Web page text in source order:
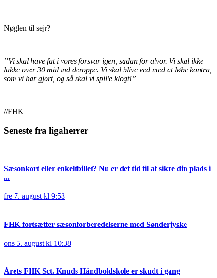
Nøglen til sejr?
”Vi skal have fat i vores forsvar igen, sådan for alvor. Vi skal ikke
lukke over 30 mål ind deroppe. Vi skal blive ved med at løbe kontra,
som vi har gjort, og så skal vi spille klogt!”
//FHK
Seneste fra ligaherrer
Sæsonkort eller enkeltbillet? Nu er det tid til at sikre din plads i
...
fre 7. august kl 9:58
FHK fortsætter sæsonforberedelserne mod Sønderjyske
ons 5. august kl 10:38
Årets FHK Sct. Knuds Håndboldskole er skudt i gang